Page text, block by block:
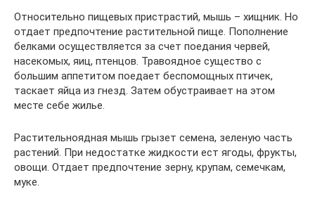
Относительно пищевых пристрастий, мышь – хищник. Но
отдает предпочтение растительной пище. Пополнение
белками осуществляется за счет поедания червей,
насекомых, яиц, птенцов. Травоядное существо с
большим аппетитом поедает беспомощных птичек,
таскает яйца из гнезд. Затем обустраивает на этом
месте себе жилье.
Растительноядная мышь грызет семена, зеленую часть
растений. При недостатке жидкости ест ягоды, фрукты,
овощи. Отдает предпочтение зерну, крупам, семечкам,
муке.